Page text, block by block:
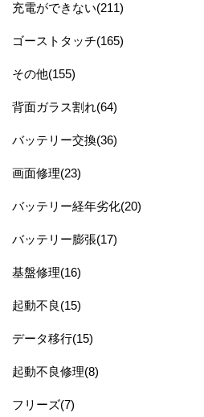
充電ができない(211)
ゴーストタッチ(165)
その他(155)
背面ガラス割れ(64)
バッテリー交換(36)
画面修理(23)
バッテリー経年劣化(20)
バッテリー膨張(17)
基盤修理(16)
起動不良(15)
データ移行(15)
起動不良修理(8)
フリーズ(7)